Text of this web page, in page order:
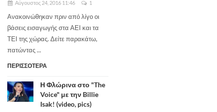
Αύγουστος 24, 2016 11:46 1
Ανακοινώθηκαν πριν από λίγο οι
βάσεις εισαγωγής στα ΑΕΙ και τα
ΤΕΙ της χώρας. Δείτε παρακάτω,
πατώντας ...
ΠΕΡΙΣΣΟΤΕΡΑ
Η Φλώρινα στο "The
Voice" με την Billie
Isak! (video, pics)